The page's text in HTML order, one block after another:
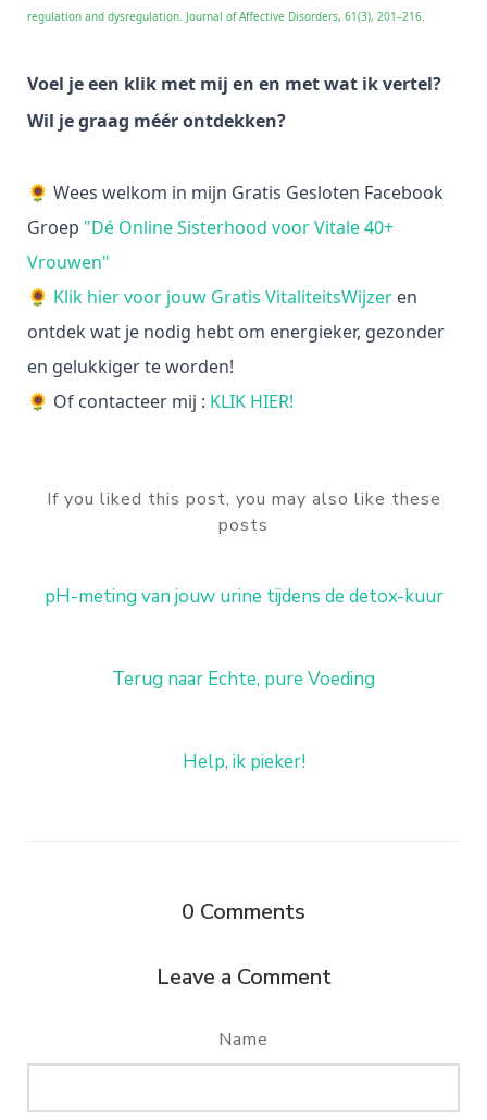
regulation and dysregulation. Journal of Affective Disorders, 61(3), 201–216.
Voel je een klik met mij en en met wat ik vertel?
Wil je graag méér ontdekken?
🌻 Wees welkom in mijn Gratis Gesloten Facebook
Groep "Dé Online Sisterhood voor Vitale 40+
Vrouwen"
🌻 Klik hier voor jouw Gratis VitaliteitsWijzer en
ontdek wat je nodig hebt om energieker, gezonder
en gelukkiger te worden!
🌻 Of contacteer mij : KLIK HIER!
If you liked this post, you may also like these
posts
pH-meting van jouw urine tijdens de detox-kuur
Terug naar Echte, pure Voeding
Help, ik pieker!
0 Comments
Leave a Comment
Name